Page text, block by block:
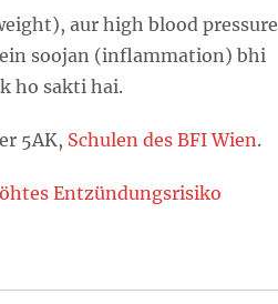
aur high blood pressure
soojan (inflammation) bhi
ho sakti hai.
5AK, Schulen des BFI Wien.
Entzündungsrisiko